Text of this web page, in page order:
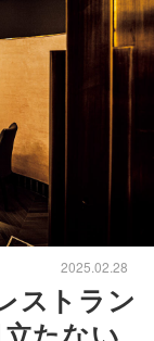
2025.02.28
ストラン